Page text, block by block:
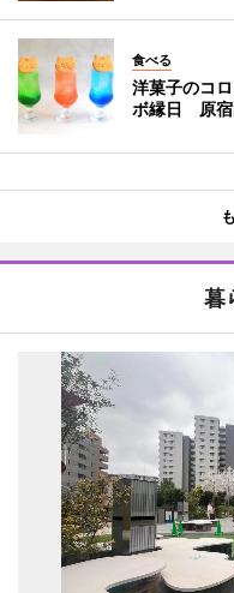
食べる
洋菓子のコ
ボ縁日 原宿
暮